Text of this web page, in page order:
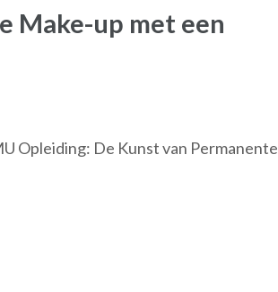
Make-up met een
Opleiding: De Kunst van Permanente